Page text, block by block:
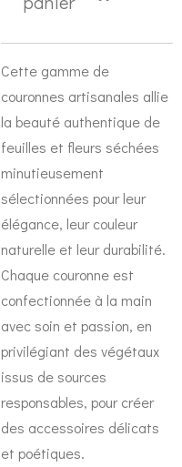
Cette gamme de
couronnes artisanales allie
la beauté authentique de
feuilles et fleurs séchées
minutieusement
sélectionnées pour leur
élégance, leur couleur
naturelle et leur durabilité.
Chaque couronne est
confectionnée à la main
avec soin et passion, en
privilégiant des végétaux
issus de sources
responsables, pour créer
des accessoires délicats
et poétiques.